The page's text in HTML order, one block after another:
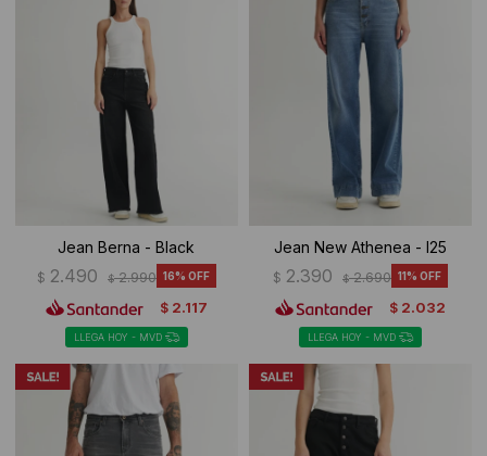
Jean Berna - Black
$ 2.490 $ 2.990 16
$ 2.117
LLEGA HOY - MVD
Jean New Athenea - I25
$ 2.390 $ 2.690 11
$ 2.032
LLEGA HOY - MVD